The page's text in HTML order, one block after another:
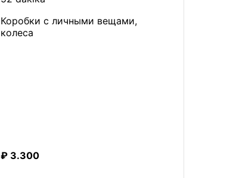
Коробки с личными вещами,
колеса
₽ 3.300